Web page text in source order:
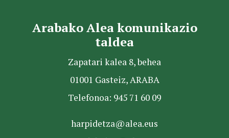
Arabako Alea komunikazio
taldea
Zapatari kalea 8, behea
01001 Gasteiz, ARABA
Telefonoa: 945 71 60 09
harpidetza@alea.eus